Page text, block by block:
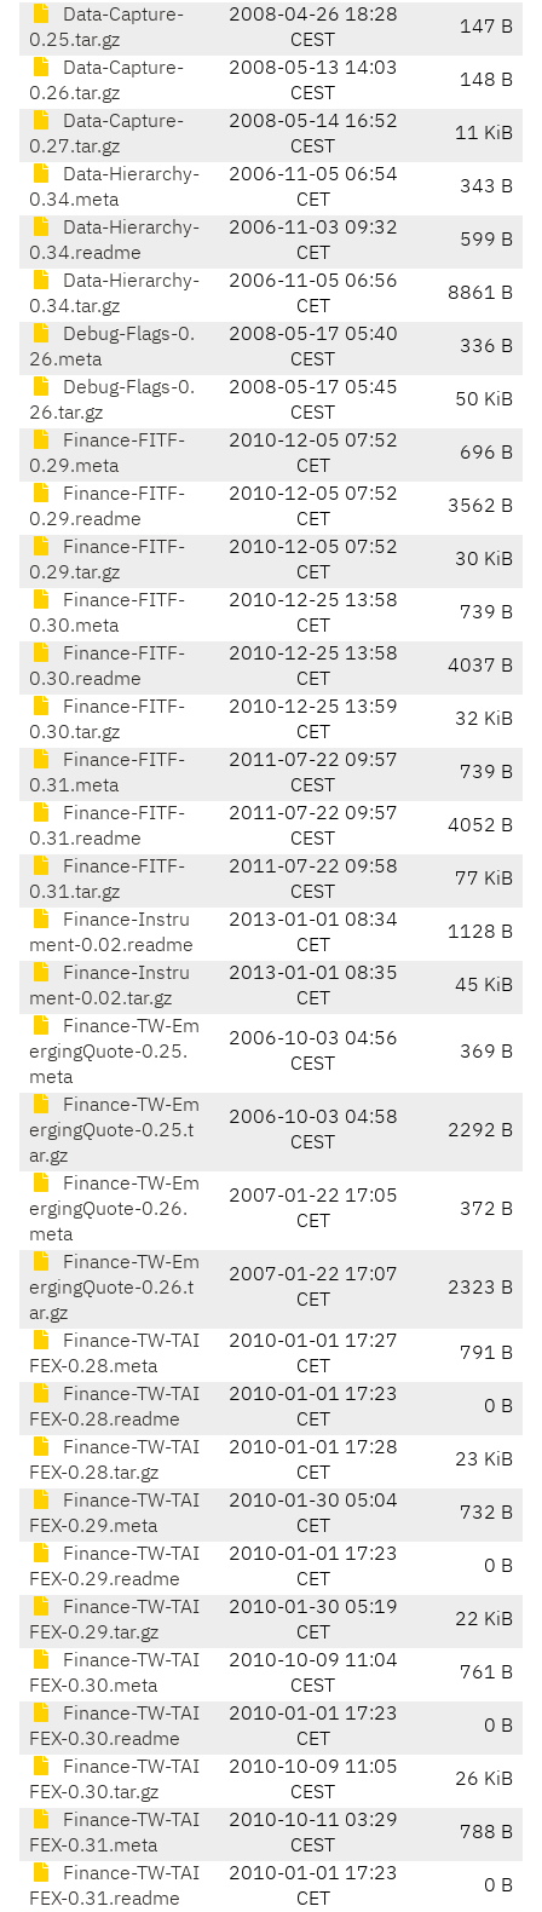
Data-Capture-
0.25.tar.gz
2008-04-26 18:28
CEST
147 B
Data-Capture-
0.26.tar.gz
2008-05-13 14:03
CEST
148 B
Data-Capture-
0.27.tar.gz
2008-05-14 16:52
CEST
11 KiB
Data-Hierarchy-
0.34.meta
2006-11-05 06:54
CET
343 B
Data-Hierarchy-
0.34.readme
2006-11-03 09:32
CET
599 B
Data-Hierarchy-
0.34.tar.gz
2006-11-05 06:56
CET
8861 B
Debug-Flags-0.
26.meta
2008-05-17 05:40
CEST
336 B
Debug-Flags-0.
26.tar.gz
2008-05-17 05:45
CEST
50 KiB
Finance-FITF-
0.29.meta
2010-12-05 07:52
CET
696 B
Finance-FITF-
0.29.readme
2010-12-05 07:52
CET
3562 B
Finance-FITF-
0.29.tar.gz
2010-12-05 07:52
CET
30 KiB
Finance-FITF-
0.30.meta
2010-12-25 13:58
CET
739 B
Finance-FITF-
0.30.readme
2010-12-25 13:58
CET
4037 B
Finance-FITF-
0.30.tar.gz
2010-12-25 13:59
CET
32 KiB
Finance-FITF-
0.31.meta
2011-07-22 09:57
CEST
739 B
Finance-FITF-
0.31.readme
2011-07-22 09:57
CEST
4052 B
Finance-FITF-
0.31.tar.gz
2011-07-22 09:58
CEST
77 KiB
Finance-Instru
ment-0.02.readme
2013-01-01 08:34
CET
1128 B
Finance-Instru
ment-0.02.tar.gz
2013-01-01 08:35
CET
45 KiB
Finance-TW-Em
ergingQuote-0.25.
meta
2006-10-03 04:56
CEST
369 B
Finance-TW-Em
ergingQuote-0.25.t
ar.gz
2006-10-03 04:58
CEST
2292 B
Finance-TW-Em
ergingQuote-0.26.
meta
2007-01-22 17:05
CET
372 B
Finance-TW-Em
ergingQuote-0.26.t
ar.gz
2007-01-22 17:07
CET
2323 B
Finance-TW-TAI
FEX-0.28.meta
2010-01-01 17:27
CET
791 B
Finance-TW-TAI
FEX-0.28.readme
2010-01-01 17:23
CET
0 B
Finance-TW-TAI
FEX-0.28.tar.gz
2010-01-01 17:28
CET
23 KiB
Finance-TW-TAI
FEX-0.29.meta
2010-01-30 05:04
CET
732 B
Finance-TW-TAI
FEX-0.29.readme
2010-01-01 17:23
CET
0 B
Finance-TW-TAI
FEX-0.29.tar.gz
2010-01-30 05:19
CET
22 KiB
Finance-TW-TAI
FEX-0.30.meta
2010-10-09 11:04
CEST
761 B
Finance-TW-TAI
FEX-0.30.readme
2010-01-01 17:23
CET
0 B
Finance-TW-TAI
FEX-0.30.tar.gz
2010-10-09 11:05
CEST
26 KiB
Finance-TW-TAI
FEX-0.31.meta
2010-10-11 03:29
CEST
788 B
Finance-TW-TAI
FEX-0.31.readme
2010-01-01 17:23
CET
0 B